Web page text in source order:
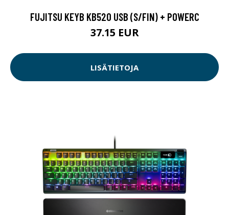
FUJITSU KEYB KB520 USB (S/FIN) + POWERC
37.15 EUR
LISÄTIETOJA